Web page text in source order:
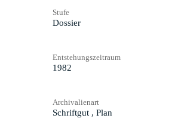
Stufe
Dossier
Entstehungszeitraum
1982
Archivalienart
Schriftgut , Plan